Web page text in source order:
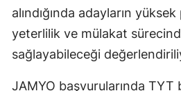
alındığında adayların
yeterlilik ve mülakat
sağlayabileceği
JAMYO başvurularında TYT